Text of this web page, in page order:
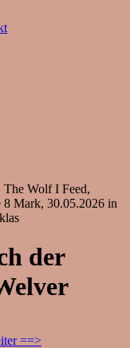
The Wolf I Feed,
8 Mark, 30.05.2026 in
der
==>